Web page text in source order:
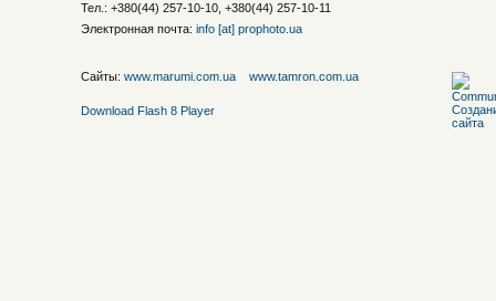
Тел.: +380(44) 257-10-10, +380(44) 257-10-11
Электронная почта: info [at] prophoto.ua
Сайты: www.marumi.com.ua www.tamron.com.ua
Download Flash 8 Player